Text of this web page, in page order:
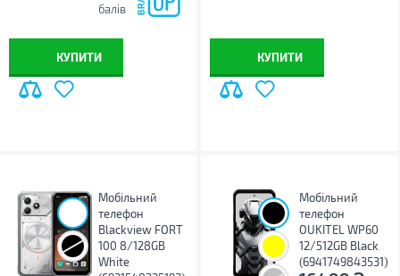
балів
КУПИТИ КУПИТИ
Мобільний
телефон
Blackview FORT
100 8/128GB
White
Мобільний
телефон
OUKITEL WP60
12/512GB Black
(6941749843531)